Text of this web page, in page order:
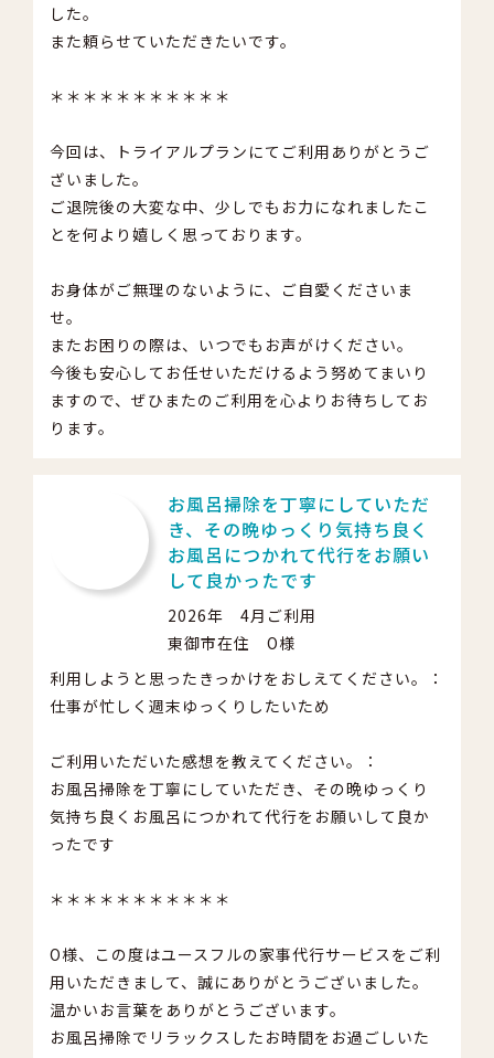
した。
また頼らせていただきたいです。
＊＊＊＊＊＊＊＊＊＊＊
今回は、トライアルプランにてご利用ありがとうご
ざいました。
ご退院後の大変な中、少しでもお力になれましたこ
とを何より嬉しく思っております。
お身体がご無理のないように、ご自愛くださいま
せ。
またお困りの際は、いつでもお声がけください。
今後も安心してお任せいただけるよう努めてまいり
ますので、ぜひまたのご利用を心よりお待ちしてお
ります。
お風呂掃除を丁寧にしていただ
き、その晩ゆっくり気持ち良く
お風呂につかれて代行をお願い
して良かったです
2026年 4月ご利用
東御市在住 O様
利用しようと思ったきっかけをおしえてください。：
仕事が忙しく週末ゆっくりしたいため
ご利用いただいた感想を教えてください。：
お風呂掃除を丁寧にしていただき、その晩ゆっくり
気持ち良くお風呂につかれて代行をお願いして良か
ったです
＊＊＊＊＊＊＊＊＊＊＊
O様、この度はユースフルの家事代行サービスをご利
用いただきまして、誠にありがとうございました。
温かいお言葉をありがとうございます。
お風呂掃除でリラックスしたお時間をお過ごしいた